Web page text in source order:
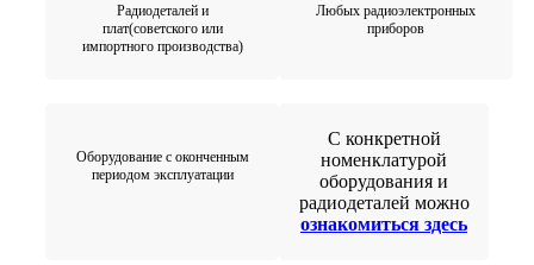
Радиодеталей и
плат(советского или
импортного производства)
Любых радиоэлектронных
приборов
Оборудование с оконченным
периодом эксплуатации
С конкретной
номенклатурой
оборудования и
радиодеталей можно
ознакомиться здесь